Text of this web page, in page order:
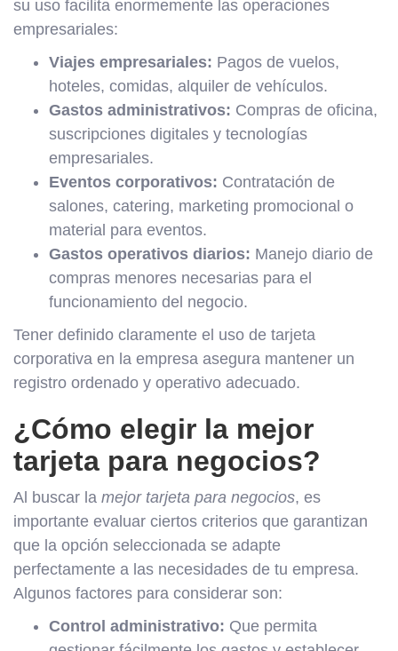
su uso facilita enormemente las operaciones
empresariales:
Viajes empresariales: Pagos de vuelos,
hoteles, comidas, alquiler de vehículos.
Gastos administrativos: Compras de oficina,
suscripciones digitales y tecnologías
empresariales.
Eventos corporativos: Contratación de
salones, catering, marketing promocional o
material para eventos.
Gastos operativos diarios: Manejo diario de
compras menores necesarias para el
funcionamiento del negocio.
Tener definido claramente el uso de tarjeta
corporativa en la empresa asegura mantener un
registro ordenado y operativo adecuado.
¿Cómo elegir la mejor
tarjeta para negocios?
Al buscar la mejor tarjeta para negocios, es
importante evaluar ciertos criterios que garantizan
que la opción seleccionada se adapte
perfectamente a las necesidades de tu empresa.
Algunos factores para considerar son:
Control administrativo: Que permita